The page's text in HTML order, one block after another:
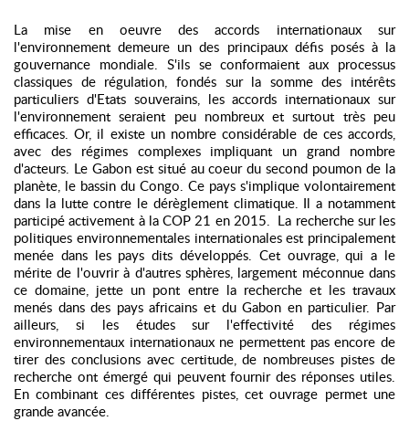
La mise en oeuvre des accords internationaux sur
l'environnement demeure un des principaux défis posés à la
gouvernance mondiale. S'ils se conformaient aux processus
classiques de régulation, fondés sur la somme des intérêts
particuliers d'Etats souverains, les accords internationaux sur
l'environnement seraient peu nombreux et surtout très peu
efficaces. Or, il existe un nombre considérable de ces accords,
avec des régimes complexes impliquant un grand nombre
d'acteurs. Le Gabon est situé au coeur du second poumon de la
planète, le bassin du Congo. Ce pays s'implique volontairement
dans la lutte contre le dérèglement climatique. Il a notamment
participé activement à la COP 21 en 2015. La recherche sur les
politiques environnementales internationales est principalement
menée dans les pays dits développés. Cet ouvrage, qui a le
mérite de l'ouvrir à d'autres sphères, largement méconnue dans
ce domaine, jette un pont entre la recherche et les travaux
menés dans des pays africains et du Gabon en particulier. Par
ailleurs, si les études sur l'effectivité des régimes
environnementaux internationaux ne permettent pas encore de
tirer des conclusions avec certitude, de nombreuses pistes de
recherche ont émergé qui peuvent fournir des réponses utiles.
En combinant ces différentes pistes, cet ouvrage permet une
grande avancée.